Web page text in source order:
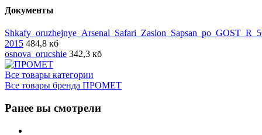
Документы
2015 484,8 кб
osnova_orucshie 342,3 кб
Все товары категории
Все товары бренда ПРОМЕТ
Ранее вы смотрели